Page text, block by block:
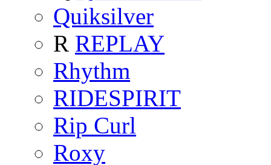
Quiksilver
R REPLAY
Rhythm
RIDESPIRIT
Rip Curl
Roxy